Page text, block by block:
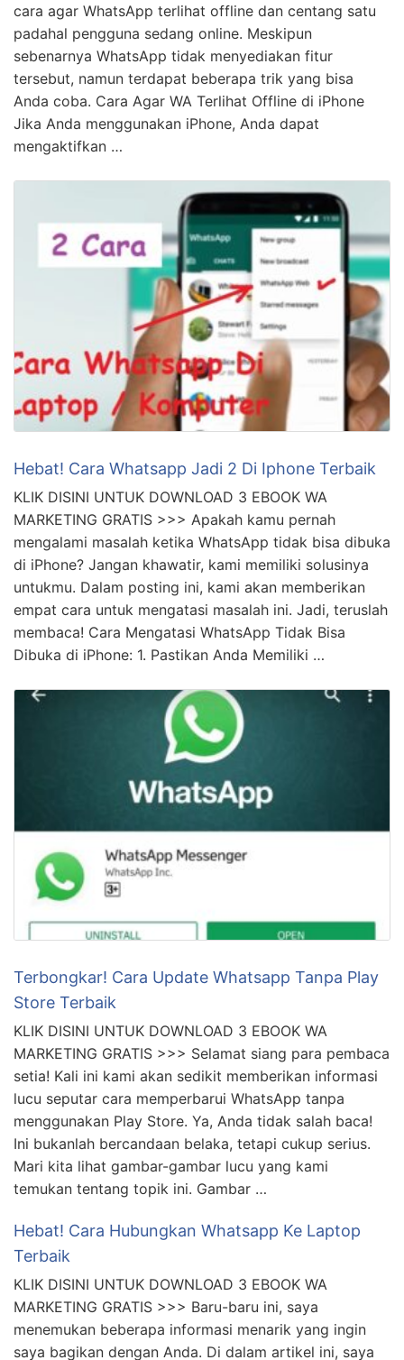
cara agar WhatsApp terlihat offline dan centang satu
padahal pengguna sedang online. Meskipun
sebenarnya WhatsApp tidak menyediakan fitur
tersebut, namun terdapat beberapa trik yang bisa
Anda coba. Cara Agar WA Terlihat Offline di iPhone
Jika Anda menggunakan iPhone, Anda dapat
mengaktifkan …
Hebat! Cara Whatsapp Jadi 2 Di Iphone Terbaik
KLIK DISINI UNTUK DOWNLOAD 3 EBOOK WA
MARKETING GRATIS >>> Apakah kamu pernah
mengalami masalah ketika WhatsApp tidak bisa dibuka
di iPhone? Jangan khawatir, kami memiliki solusinya
untukmu. Dalam posting ini, kami akan memberikan
empat cara untuk mengatasi masalah ini. Jadi, teruslah
membaca! Cara Mengatasi WhatsApp Tidak Bisa
Dibuka di iPhone: 1. Pastikan Anda Memiliki …
Terbongkar! Cara Update Whatsapp Tanpa Play
Store Terbaik
KLIK DISINI UNTUK DOWNLOAD 3 EBOOK WA
MARKETING GRATIS >>> Selamat siang para pembaca
setia! Kali ini kami akan sedikit memberikan informasi
lucu seputar cara memperbarui WhatsApp tanpa
menggunakan Play Store. Ya, Anda tidak salah baca!
Ini bukanlah bercandaan belaka, tetapi cukup serius.
Mari kita lihat gambar-gambar lucu yang kami
temukan tentang topik ini. Gambar …
Hebat! Cara Hubungkan Whatsapp Ke Laptop
Terbaik
KLIK DISINI UNTUK DOWNLOAD 3 EBOOK WA
MARKETING GRATIS >>> Baru-baru ini, saya
menemukan beberapa informasi menarik yang ingin
saya bagikan dengan Anda. Di dalam artikel ini, saya